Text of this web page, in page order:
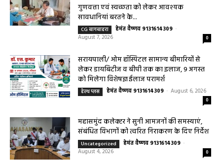
गुणवत्ता एवं स्वच्छता को लेकर आवश्यक
सावधानियां बरतने के...
CG बागबाहरा हेमंत वैष्णव 9131614309 -
August 7, 2026
0
सरायपाली/ ओम हॉस्पिटल सामान्य बीमारियों से
लेकर डायबिटीज व बीपी तक का इलाज, 9 अगस्त
को मिलेगा विशेषज्ञ ईलाज परामर्श
हेल्थ प्लस हेमंत वैष्णव 9131614309 - August 6, 2026
0
महासमुंद कलेक्टर ने सुनी आमजनों की समस्याएं,
संबंधित विभागों को त्वरित निराकरण के दिए निर्देश
Uncategorized हेमंत वैष्णव 9131614309 -
August 4, 2026
0